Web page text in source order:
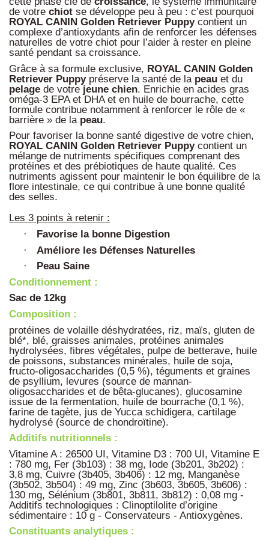
de votre chiot se développe peu à peu : c’est pourquoi
ROYAL CANIN Golden Retriever Puppycontient un
complexe d’antioxydants afin de renforcer les défenses
naturelles de votre chiot pour l’aider à rester en pleine
santé pendant sa croissance.
Grâce à sa formule exclusive, ROYAL CANIN Golden
Retriever Puppypréserve la santé de la peau et du
pelage de votrejeune chien. Enrichie en acides gras
oméga-3 EPA et DHA et en huile de bourrache, cette
formule contribue notamment à renforcer le rôle de «
barrière » de la peau.
Pour favoriser la bonne santé digestive de votre chien,
ROYAL CANIN Golden Retriever Puppycontient un
mélange de nutriments spécifiques comprenant des
protéines et des prébiotiques de haute qualité. Ces
nutriments agissent pour maintenir le bon équilibre de la
flore intestinale, ce qui contribue à une bonne qualité
des selles.
Les 3 points à retenir :
· Favorise la bonne Digestion
· Améliore les Défenses Naturelles
·
Peau Saine
Conditionnement :
Sac de 12kg
Composition :
protéines de volaille déshydratées, riz, maïs, gluten de
blé*, blé, graisses animales, protéines animales
hydrolysées, fibres végétales, pulpe de betterave, huile
de poissons, substances minérales, huile de soja,
fructo-oligosaccharides (0,5 %), téguments et graines
de psyllium, levures (source de mannan-
oligosaccharides et de bêta-glucanes), glucosamine
issue de la fermentation, huile de bourrache (0,1 %),
farine de tagète, jus de Yucca schidigera, cartilage
hydrolysé (source de chondroïtine).
Additifs nutritionnels :
Vitamine A : 26500 UI, Vitamine D3 : 700 UI, Vitamine E
: 780 mg, Fer (3b103) : 38 mg, Iode (3b201, 3b202) :
3,8 mg, Cuivre (3b405, 3b406) : 12 mg, Manganèse
(3b502, 3b504) : 49 mg, Zinc (3b603, 3b605, 3b606) :
130 mg, Sélénium (3b801, 3b811, 3b812) : 0,08 mg -
Additifs technologiques : Clinoptilolite d’origine
sédimentaire : 10 g - Conservateurs - Antioxygènes.
Constituants analytiques :